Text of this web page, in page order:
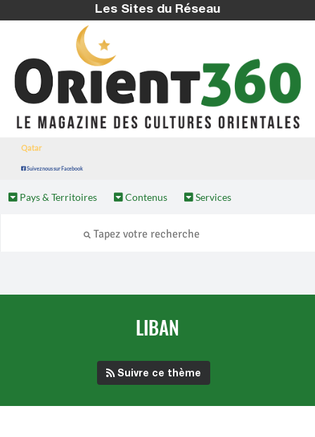
Les Sites du Réseau
Qatar
Suivez nous sur Facebook
Pays & Territoires Contenus Services
LIBAN
Suivre ce thème